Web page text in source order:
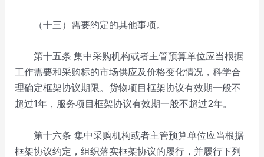
（十三）需要约定的其他事项。
第十五条 集中采购机构或者主管预算单位应当根据
工作需要和采购标的市场供应及价格变化情况，科学合
理确定框架协议期限。货物项目框架协议有效期一般不
超过1年，服务项目框架协议有效期一般不超过2年。
第十六条 集中采购机构或者主管预算单位应当根据
框架协议约定，组织落实框架协议的履行，并履行下列